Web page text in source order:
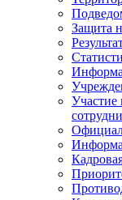
Защита
Участие